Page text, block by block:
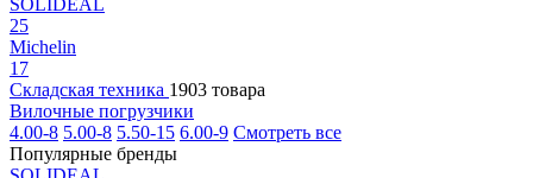
SOLIDEAL
25
Michelin
17
Складская техника 1903 товара
Вилочные погрузчики
4.00-8 5.00-8 5.50-15 6.00-9 Смотреть все
Популярные бренды